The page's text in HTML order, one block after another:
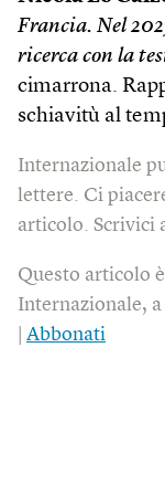
Francia. Nel
ricerca con la
cimarrona.
schiavitù al
Internazionale
lettere. Ci
articolo. Scrivici
Questo articolo
Internazionale,
Abbonati